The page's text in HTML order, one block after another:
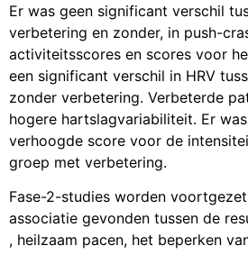
Er was geen significant verschil
verbetering en zonder, in push-
activiteitsscores en scores voor
een significant verschil in HRV
zonder verbetering. Verbeterde
hogere hartslagvariabiliteit. Er
verhoogde score voor de
groep met verbetering.
Fase-2-studies worden
associatie gevonden tussen de
, heilzaam pacen, het beperken